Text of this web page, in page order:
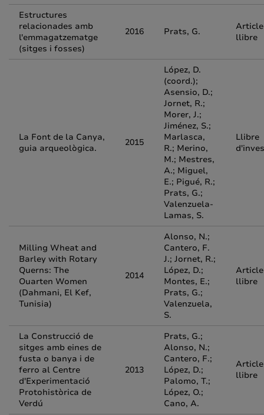
Estructures
relacionades amb
l'emmagatzematge
(sitges i fosses)
2016 Prats, G.
llibre
La Font de la Canya,
guia arqueològica.
2015
López, D.
(coord.);
Asensio, D.;
Jornet, R.;
Morer, J.;
Jiménez, S.;
Marlasca,
R.; Merino,
M.; Mestres,
A.; Miguel,
E.; Pigué, R.;
Prats, G.;
Valenzuela-
Lamas, S.
Llibre
Milling Wheat and
Barley with Rotary
Querns: The
Ouarten Women
(Dahmani, El Kef,
Tunisia)
2014
Alonso, N.;
Cantero, F.
J.; Jornet, R.;
López, D.;
Montes, E.;
Prats, G.;
Valenzuela,
S.
llibre
La Construcció de
sitges amb eines de
fusta o banya i de
ferro al Centre
d'Experimentació
Protohistòrica de
Verdú
2013
Prats, G.;
Alonso, N.;
Cantero, F.;
López, D.;
Palomo, T.;
López, O.;
Cano, A.
llibre